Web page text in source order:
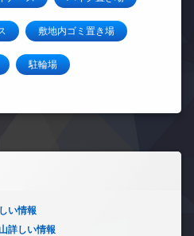
敷地内ゴミ置き場
駐輪場
い情報
詳しい情報